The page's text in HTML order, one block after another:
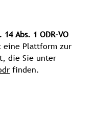
Abs. 1 ODR-VO
eine Plattform zur
die Sie unter
finden.